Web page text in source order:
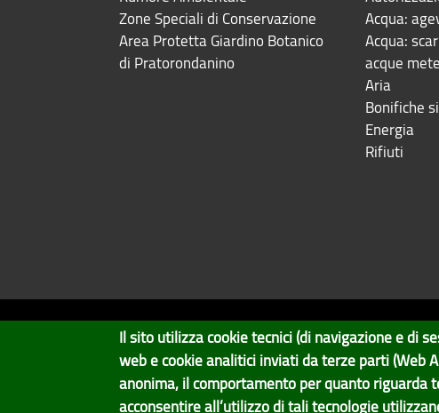
Zone Speciali di Conservazione
Area Protetta Giardino Botanico
di Pratorondanino
Acqua:
Acqua:
acque
Aria
Bonifiche
Energia
Rifiuti
Copyright © 2017 Città metropolitana di Genova |
Il Portale è gestito dal Servizio Sistemi Informativi e Sviluppo
Il sito utilizza cookie tecnici (di navigazione e di
web e cookie analitici inviati da terze parti (Web
anonima, il comportamento per quanto riguarda
acconsentire all’utilizzo di tali tecnologie